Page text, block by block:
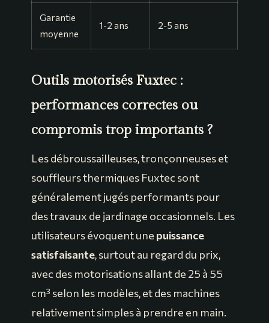
Garantie
moyenne
1-2 ans 2-5 ans
Outils motorisés Fuxtec :
performances correctes ou
compromis trop importants ?
Les débroussailleuses, tronçonneuses et
souffleurs thermiques Fuxtec sont
généralement jugés performants pour
des travaux de jardinage occasionnels. Les
utilisateurs évoquent une puissance
satisfaisante, surtout au regard du prix,
avec des motorisations allant de 25 à 55
cm³ selon les modèles, et des machines
relativement simples à prendre en main.